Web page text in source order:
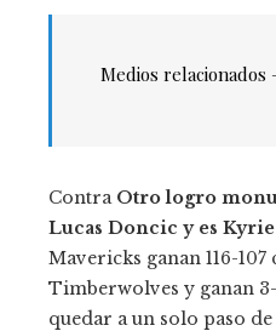
Medios relacionados
Contra Otro logro
Lucas Doncic y es
Mavericks ganan 116-
Timberwolves y ganan
quedar a un solo paso